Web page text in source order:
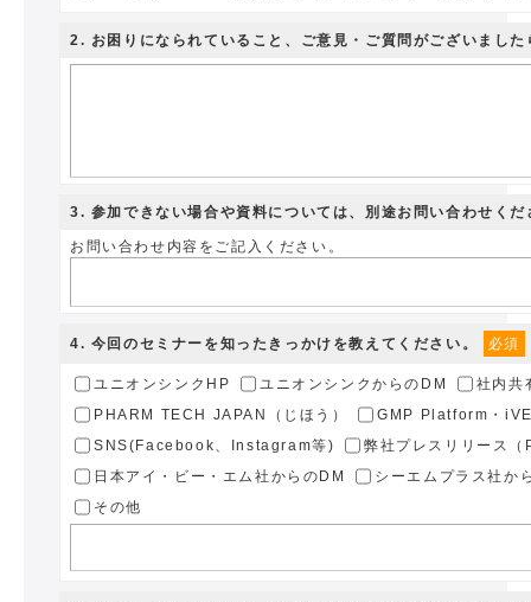
2. お困りになられていること、ご意見・ご質問がございまし
3. 参加できない場合や資料については、別途お問い合わせくだ
お問い合わせ内容をご記入ください。
4. 今回のセミナーを知ったきっかけを教えてください。 必須
ユニオンシンクHP ユニオンシンクからのDM
社内共
PHARM TECH JAPAN（じほう）
GMP Platform・
SNS(Facebook、Instagram等)
弊社プレスリリース
日本アイ・ビー・エム社からのDM
シーエムプラス社か
その他